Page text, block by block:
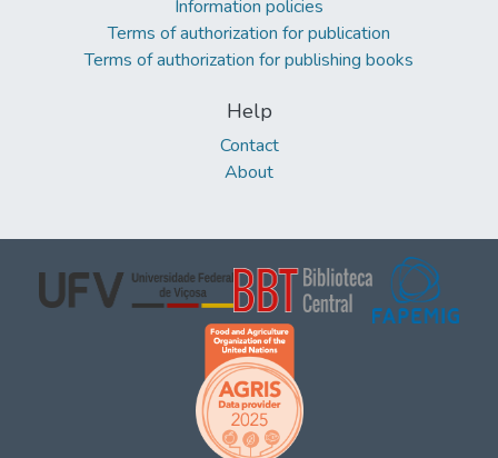
Information policies
Terms of authorization for publication
Terms of authorization for publishing books
Help
Contact
About